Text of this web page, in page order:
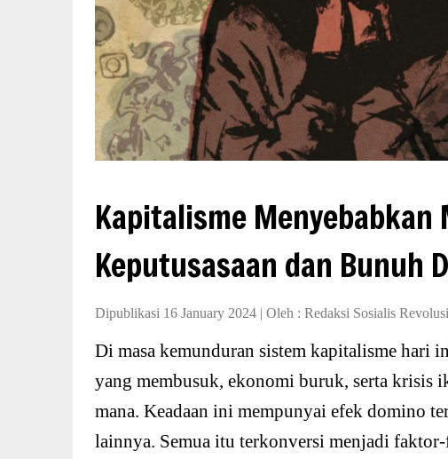
Kapitalisme Menyebabkan
Keputusasaan dan Bunuh
Dipublikasi 16 January 2024 | Oleh : Redaksi Sosialis
Di masa kemunduran sistem kapitalisme hari
yang membusuk, ekonomi buruk, serta krisis
mana. Keadaan ini mempunyai efek domino
lainnya. Semua itu terkonversi menjadi